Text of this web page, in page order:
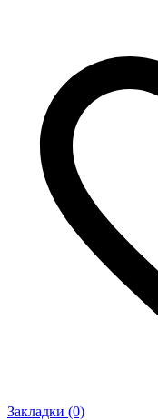
Закладки (0)